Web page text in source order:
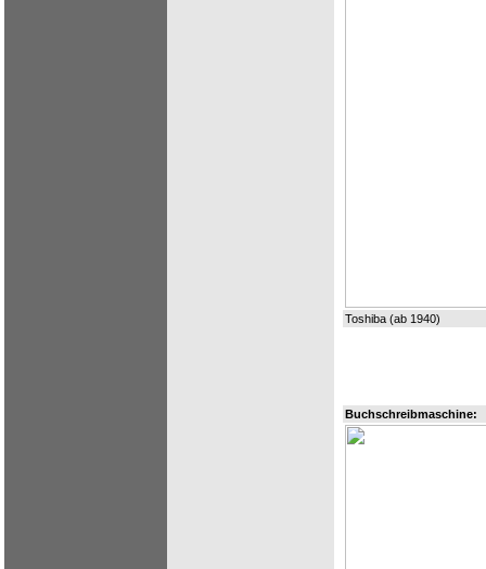
Toshiba (ab 1940)
Buchschreibmaschine: